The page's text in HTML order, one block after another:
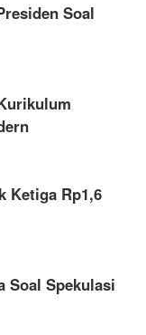
Soal
Ketiga Rp1,6
Soal Spekulasi